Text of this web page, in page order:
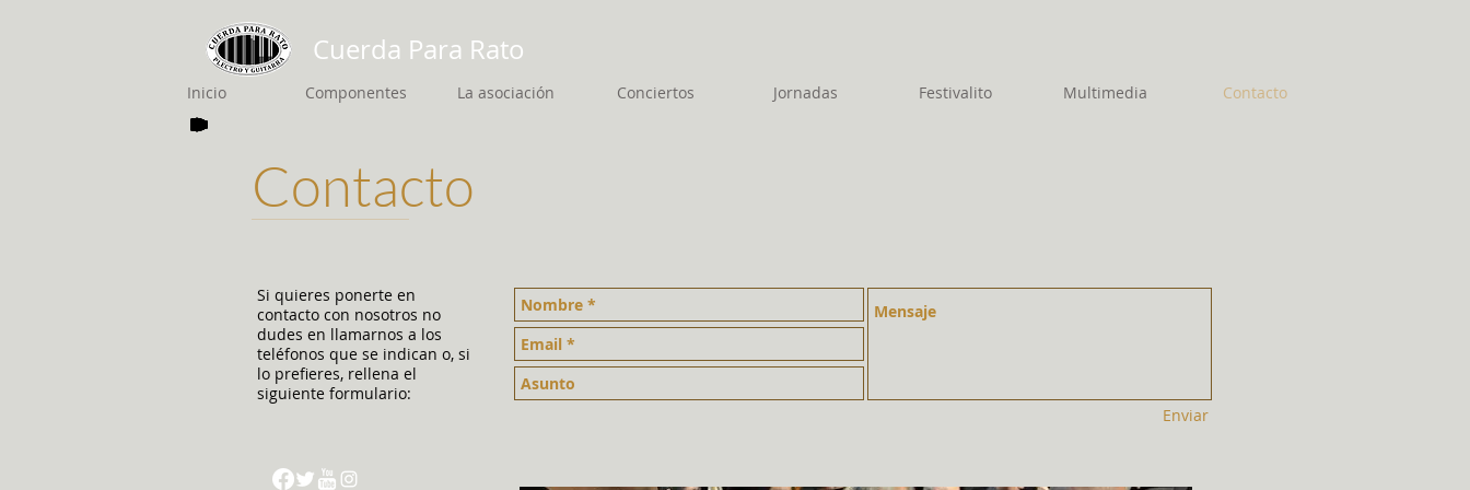
Cuerda Para Rato
Inicio Componentes La asociación Conciertos Jornadas Festivalito Multimedia Contacto
Contacto
Si quieres ponerte en
contacto con nosotros no
dudes en llamarnos a los
teléfonos que se indican o, si
lo prefieres, rellena el
siguiente formulario:
Enviar